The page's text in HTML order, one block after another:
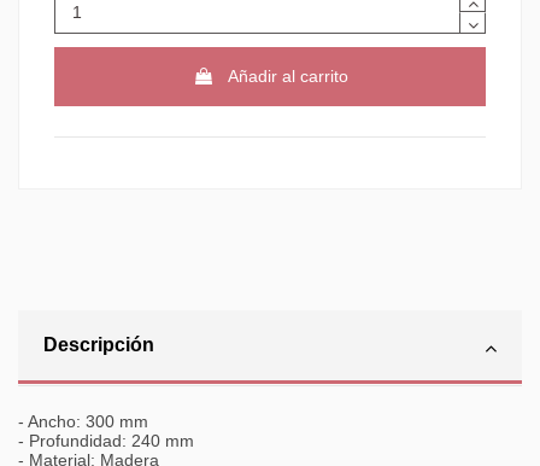
Añadir al carrito
Descripción
- Ancho: 300 mm
- Profundidad: 240 mm
- Material: Madera